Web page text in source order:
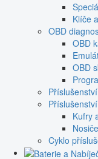
Klíče
OBD
OBD
OBD
Kufry
Cyklo